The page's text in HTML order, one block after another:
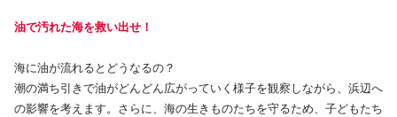
油で汚れた海を救い出せ！
海に油が流れるとどうなるの？
潮の満ち引きで油がどんどん広がっていく様子を観察しながら、浜辺へ
の影響を考えます。さらに、海の生きものたちを守るため、子どもたち